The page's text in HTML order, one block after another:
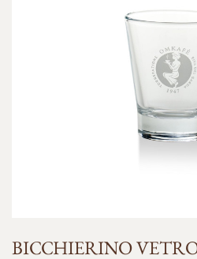
BICCHIERINO